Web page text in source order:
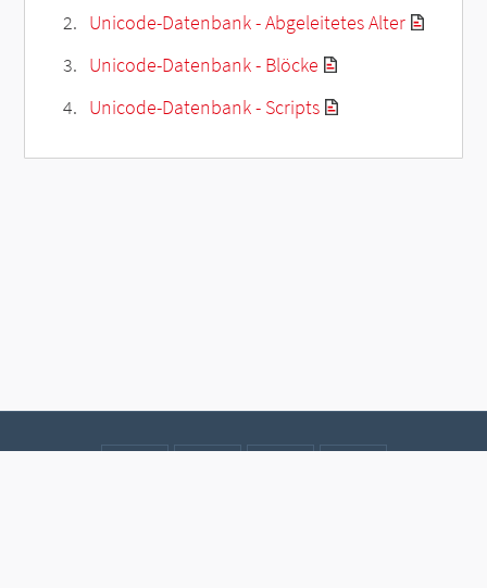
Unicode-Datenbank - Abgeleitetes Alter
Unicode-Datenbank - Blöcke
Unicode-Datenbank - Scripts